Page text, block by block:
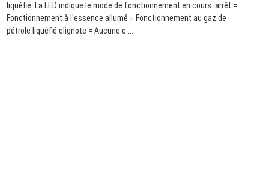
liquéfié. La LED indique le mode de fonctionnement en cours. arrêt =
Fonctionnement à l'essence allumé = Fonctionnement au gaz de
pétrole liquéfié clignote = Aucune c ...